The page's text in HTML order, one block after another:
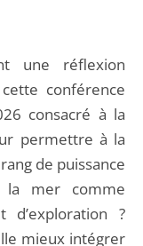
une réflexion
cette conférence
consacré à la
permettre à la
de puissance
la mer comme
?
mieux intégrer